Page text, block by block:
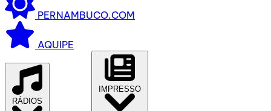
PERNAMBUCO.COM
AQUIPE
RÁDIOS
IMPRESSO